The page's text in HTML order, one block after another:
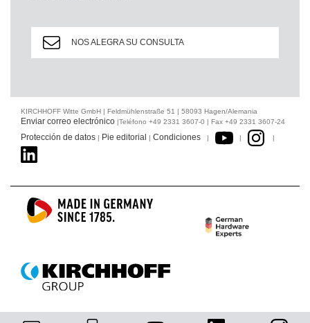
NOS ALEGRA SU CONSULTA
KIRCHHOFF Witte GmbH | Feldmühlenstraße 51 | 58093 Hagen/Alemania
Enviar correo electrónico |Teléfono +49 2331 3607-0 | Fax +49 2331 3607-24
Protección de datos | Pie editorial | Condiciones | | |